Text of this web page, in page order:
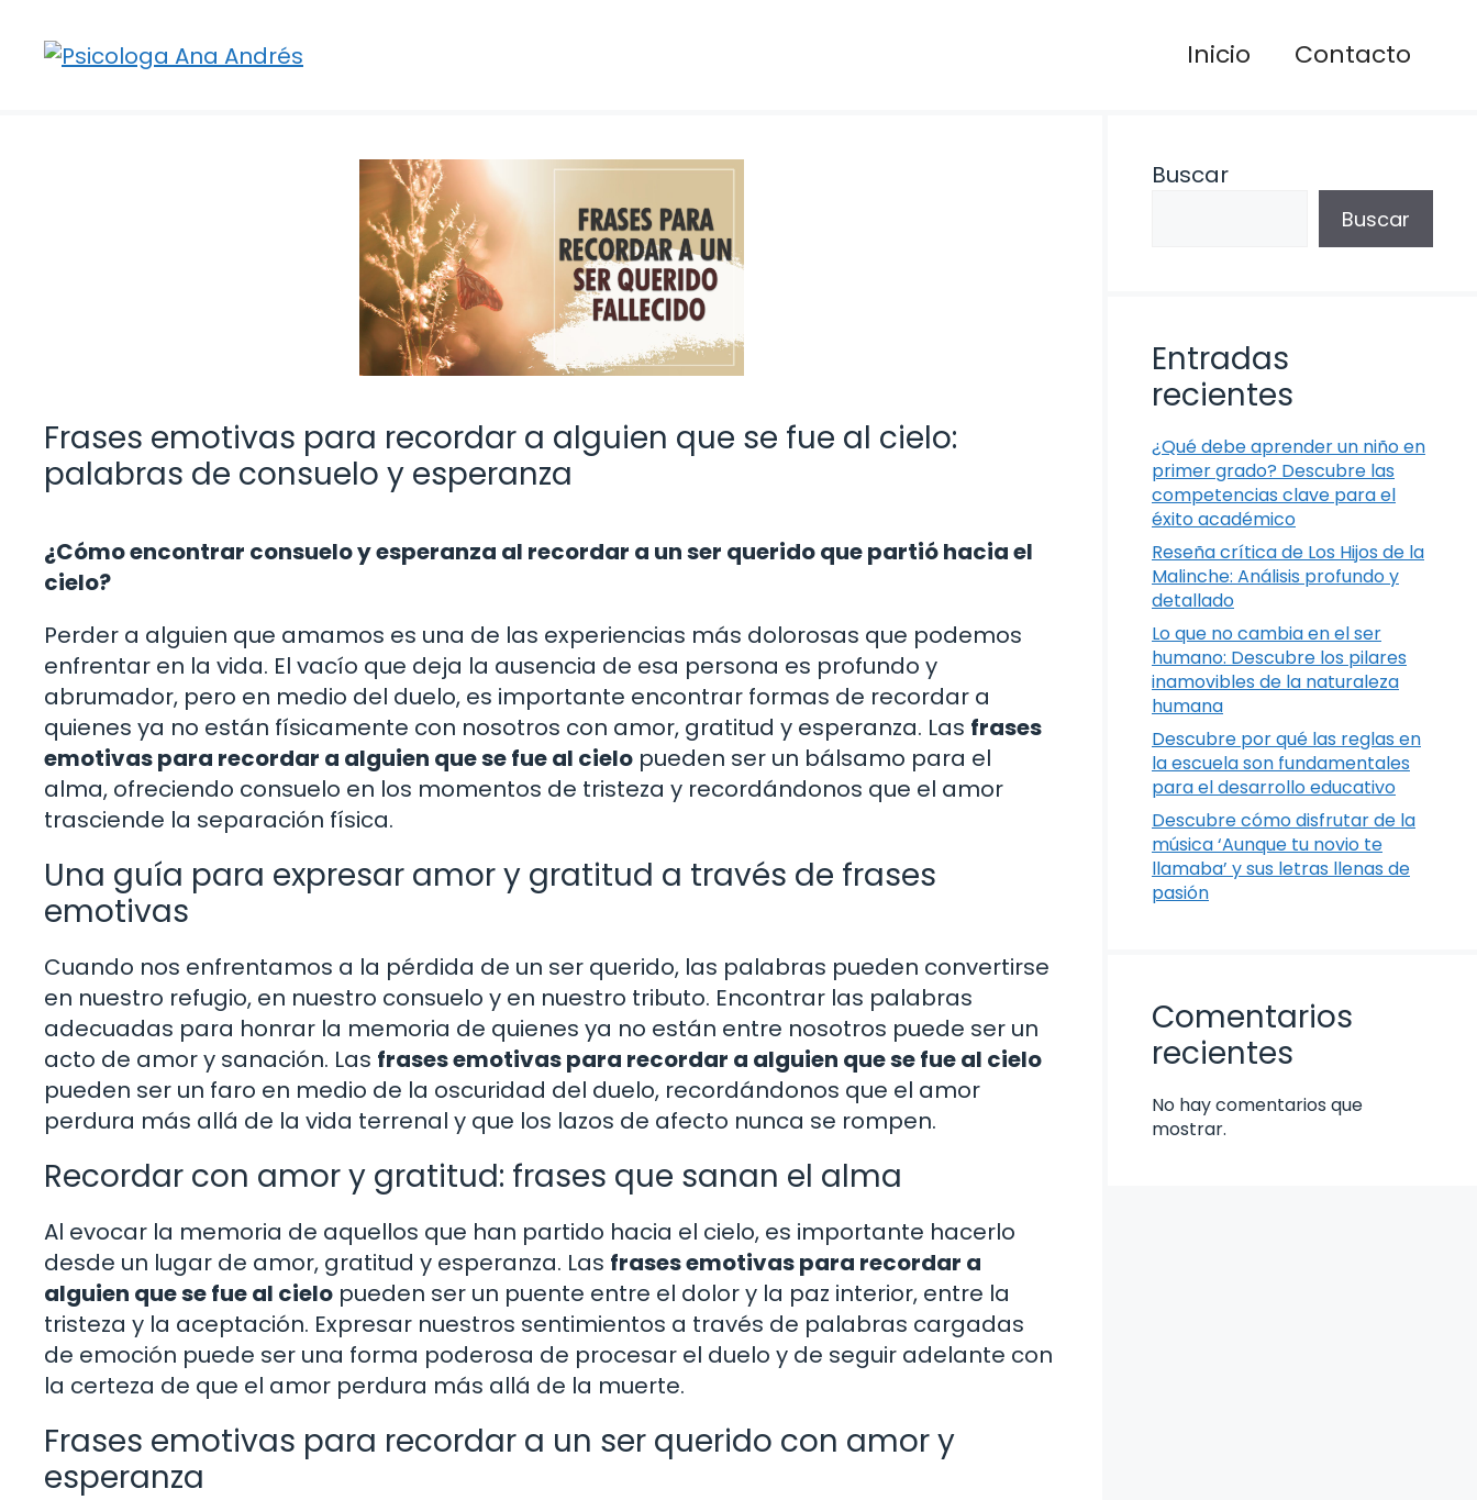
contenido
Inicio Contacto
Frases emotivas para recordar a alguien que se fue al cielo:
palabras de consuelo y esperanza
¿Cómo encontrar consuelo y esperanza al recordar a un ser querido que partió hacia el
cielo?
Perder a alguien que amamos es una de las experiencias más dolorosas que podemos
enfrentar en la vida. El vacío que deja la ausencia de esa persona es profundo y
abrumador, pero en medio del duelo, es importante encontrar formas de recordar a
quienes ya no están físicamente con nosotros con amor, gratitud y esperanza. Las frases
emotivas para recordar a alguien que se fue al cielo pueden ser un bálsamo para el
alma, ofreciendo consuelo en los momentos de tristeza y recordándonos que el amor
trasciende la separación física.
Una guía para expresar amor y gratitud a través de frases
emotivas
Cuando nos enfrentamos a la pérdida de un ser querido, las palabras pueden convertirse
en nuestro refugio, en nuestro consuelo y en nuestro tributo. Encontrar las palabras
adecuadas para honrar la memoria de quienes ya no están entre nosotros puede ser un
acto de amor y sanación. Las frases emotivas para recordar a alguien que se fue al cielo
pueden ser un faro en medio de la oscuridad del duelo, recordándonos que el amor
perdura más allá de la vida terrenal y que los lazos de afecto nunca se rompen.
Recordar con amor y gratitud: frases que sanan el alma
Al evocar la memoria de aquellos que han partido hacia el cielo, es importante hacerlo
desde un lugar de amor, gratitud y esperanza. Las frases emotivas para recordar a
alguien que se fue al cielo pueden ser un puente entre el dolor y la paz interior, entre la
tristeza y la aceptación. Expresar nuestros sentimientos a través de palabras cargadas
de emoción puede ser una forma poderosa de procesar el duelo y de seguir adelante con
la certeza de que el amor perdura más allá de la muerte.
Frases emotivas para recordar a un ser querido con amor y
esperanza
Buscar
Buscar
Entradas
recientes
¿Qué debe aprender un niño en
primer grado? Descubre las
competencias clave para el
éxito académico
Reseña crítica de Los Hijos de la
Malinche: Análisis profundo y
detallado
Lo que no cambia en el ser
humano: Descubre los pilares
inamovibles de la naturaleza
humana
Descubre por qué las reglas en
la escuela son fundamentales
para el desarrollo educativo
Descubre cómo disfrutar de la
música ‘Aunque tu novio te
llamaba’ y sus letras llenas de
pasión
Comentarios
recientes
No hay comentarios que
mostrar.